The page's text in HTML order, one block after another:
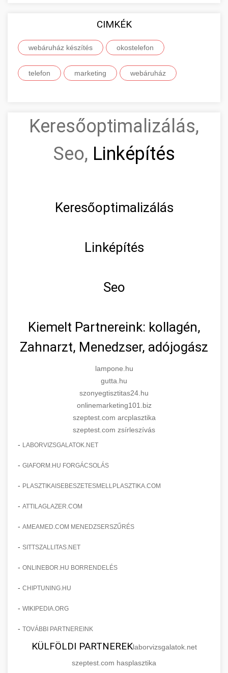
CIMKÉK
webáruház készítés okostelefon
telefon marketing webáruház
Keresőoptimalizálás,
Seo, Linképítés
Keresőoptimalizálás
Linképítés
Seo
Kiemelt Partnereink: kollagén,
Zahnarzt, Menedzser, adójogász
lampone.hu
gutta.hu
szonyegtisztitas24.hu
onlinemarketing101.biz
szeptest.com arcplasztika
szeptest.com zsírleszívás
- LABORVIZSGALATOK.NET
- GIAFORM.HU FORGÁCSOLÁS
- PLASZTIKAISEBESZETESMELLPLASZTIKA.COM
- ATTILAGLAZER.COM
- AMEAMED.COM MENEDZSERSZŰRÉS
- SITTSZALLITAS.NET
- ONLINEBOR.HU BORRENDELÉS
- CHIPTUNING.HU
- WIKIPEDIA.ORG
- TOVÁBBI PARTNEREINK
KÜLFÖLDI PARTNEREKlaborvizsgalatok.net
szeptest.com hasplasztika